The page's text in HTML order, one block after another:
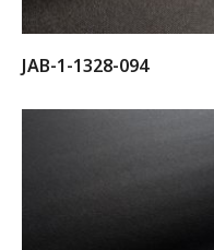
JAB-1-1328-094